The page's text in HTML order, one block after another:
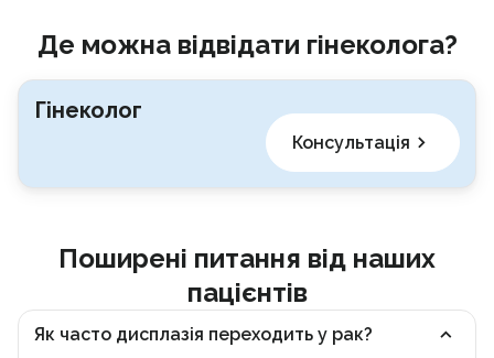
Де можна відвідати гінеколога?
Гінеколог
Консультація
Поширені питання від наших
пацієнтів
Як часто дисплазія переходить у рак?